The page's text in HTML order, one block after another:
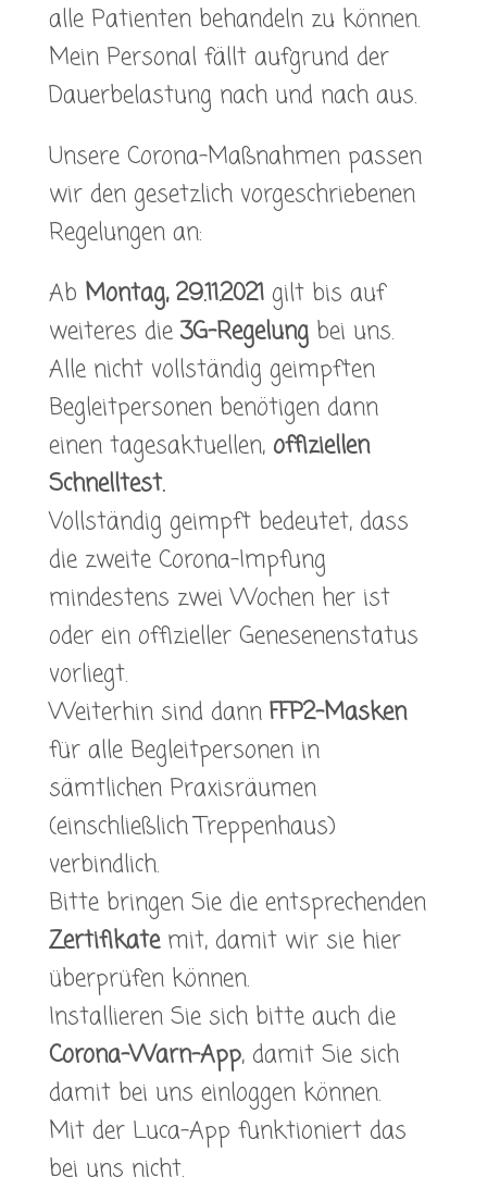
alle Patienten behandeln zu können.
Mein Personal fällt aufgrund der
Dauerbelastung nach und nach aus.
Unsere Corona-Maßnahmen passen
wir den gesetzlich vorgeschriebenen
Regelungen an:
Ab Montag, 29.11.2021gilt bis auf
weiteres die 3G-Regelungbei uns.
Alle nicht vollständig geimpften
Begleitpersonen benötigen dann
einen tagesaktuellen, offiziellen
Schnelltest.
Vollständig geimpft bedeutet, dass
die zweite Corona-Impfung
mindestens zwei Wochen her ist
oder ein offizieller Genesenenstatus
vorliegt.
Weiterhin sind dann FFP2-Masken
für alle Begleitpersonen in
sämtlichen Praxisräumen
(einschließlich Treppenhaus)
verbindlich.
Bitte bringen Sie die entsprechenden
Zertifikatemit, damit wir sie hier
überprüfen können.
Installieren Sie sich bitte auch die
Corona-Warn-App, damit Sie sich
damit bei uns einloggen können.
Mit der Luca-App funktioniert das
bei uns nicht.